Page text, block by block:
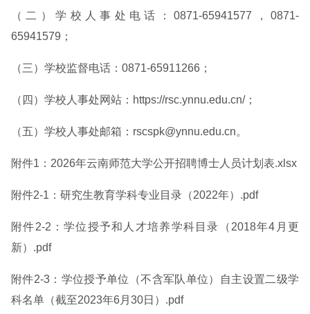
（二）学校人事处电话：0871-65941577，0871-
65941579；
（三）学校监督电话：0871-65911266；
（四）学校人事处网站：https://rsc.ynnu.edu.cn/；
（五）学校人事处邮箱：rscspk@ynnu.edu.cn。
附件1：2026年云南师范大学公开招聘博士人员计划表.xlsx
附件2-1：研究生教育学科专业目录（2022年）.pdf
附件2-2：学位授予和人才培养学科目录（2018年4月更
新）.pdf
附件2-3：学位授予单位（不含军队单位）自主设置二级学
科名单（截至2023年6月30日）.pdf